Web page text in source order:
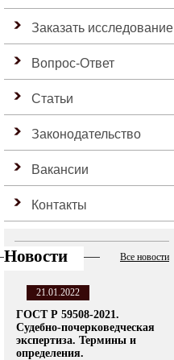
Заказать исследование
Вопрос-Ответ
Статьи
Законодательство
Вакансии
Контакты
Новости Все новости
21.01.2022
ГОСТ Р 59508-2021.
Судебно-почерковедческая
экспертиза. Термины и
определения.